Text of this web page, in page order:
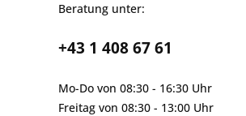
Beratung unter:
+43 1 408 67 61
Mo-Do von 08:30 - 16:30 Uhr
Freitag von 08:30 - 13:00 Uhr